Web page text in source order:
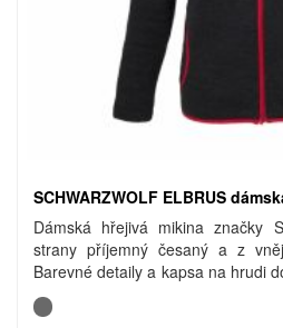
SCHWARZWOLF ELBRUS
Dámská hřejivá mikina značky
strany příjemný česaný a z
Barevné detaily a kapsa na hrudi
mladistvý vzhled. Materiál:
Uhlíková stopa: gCO2 e11602.